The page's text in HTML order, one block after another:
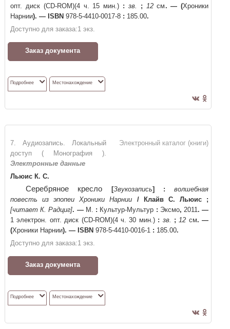
опт. диск (CD-ROM)(4 ч. 15 мин.) : зв. ; 12см. — (Хроники
Нарнии). — ISBN 978-5-4410-0017-8 : 185.00.
Доступно для заказа:1 экз.
Заказ документа
Подробнее Местонахождение
Электронный каталог (книги)
7. Аудиозапись. Локальный
доступ ( Монография ).
Электронные данные
Льюис К. С.
Серебряное кресло [Звукозапись] :
волшебная
повесть из эпопеи Хроники Нарнии
/ Клайв С. Льюис
;
[читает К. Радциг]. —М. : Культур-Мультур : Эксмо, 2011. —
1 электрон. опт. диск (CD-ROM)(4 ч. 30 мин.) : зв. ; 12 см. —
(Хроники Нарнии). — ISBN 978-5-4410-0016-1 : 185.00.
Доступно для заказа:1 экз.
Заказ документа
Подробнее Местонахождение